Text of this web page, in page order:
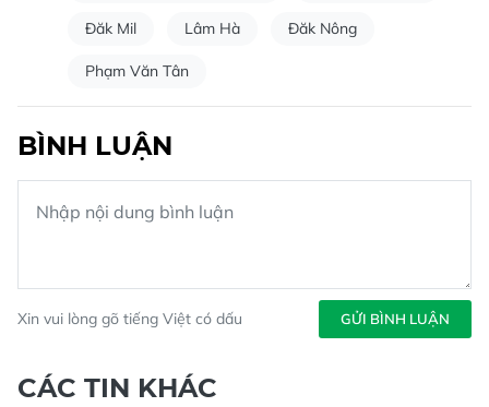
Đăk Mil Lâm Hà Đăk Nông
Phạm Văn Tân
BÌNH LUẬN
Xin vui lòng gõ tiếng Việt có dấu GỬI BÌNH LUẬN
CÁC TIN KHÁC